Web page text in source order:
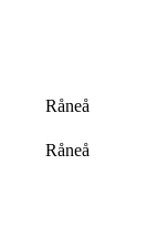
Råneå
Råneå